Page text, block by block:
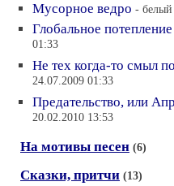
Мусорное ведро - белый
Глобальное потепление
01:33
Не тех когда-то смыл
24.07.2009 01:33
Предательство, или
20.02.2010 13:53
На мотивы песен (6)
Сказки, притчи (13)